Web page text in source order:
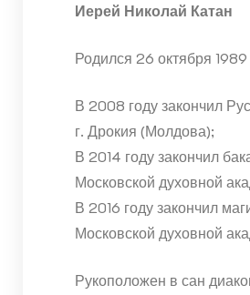
Иерей Николай Катан
Родился 26 октября 1989
В 2008 году закончил
г. Дрокия (Молдова);
В 2014 году закончил
Московской духовной
В 2016 году закончил
Московской духовной
Рукоположен в сан